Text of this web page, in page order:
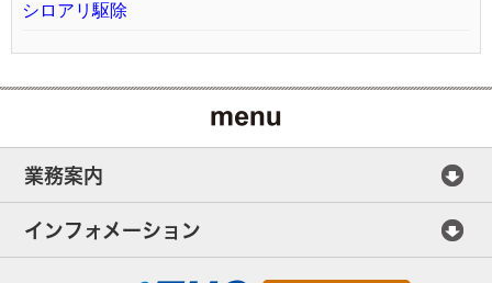
シロアリ駆除
業務案内
インフォメーション